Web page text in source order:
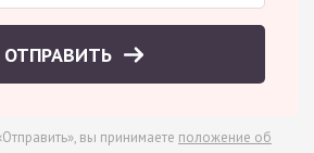
ОТПРАВИТЬ
вы принимаете положение об